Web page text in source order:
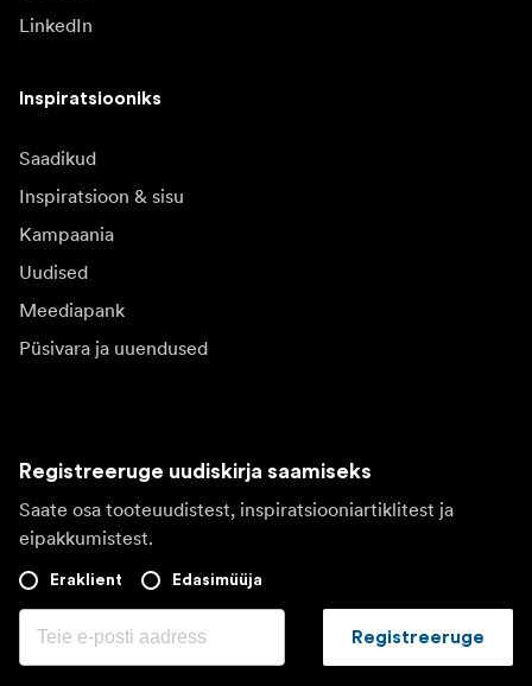
LinkedIn
Inspiratsiooniks
Saadikud
Inspiratsioon & sisu
Kampaania
Uudised
Meediapank
Püsivara ja uuendused
Registreeruge uudiskirja saamiseks
Saate osa tooteuudistest, inspiratsiooniartiklitest ja
eipakkumistest.
Eraklient Edasimüüja
Registreeruge